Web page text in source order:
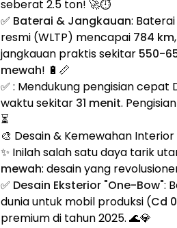
seberat 2.5 ton! 🚀⏱️
✅ Baterai & Jangkauan:
resmi (WLTP) mencapai 784 km
jangkauan praktis sekitar 550-
mewah! 🔋📏
✅ : Mendukung pengisian cepat
waktu sekitar 31 menit.
⏳
🎨 Desain & Kemewahan Interior
✨ Inilah salah satu daya tarik
mewah: desain yang
✅ Desain Eksterior "One-Bow":
dunia untuk mobil produksi (Cd
premium di tahun 2025. 🌊💎